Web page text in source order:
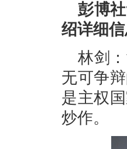
彭博
绍详细
林剑
无可争
是主权
炒作。